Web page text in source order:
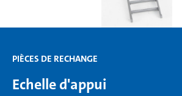
PIÈCES DE RECHANGE
Echelle d'appui